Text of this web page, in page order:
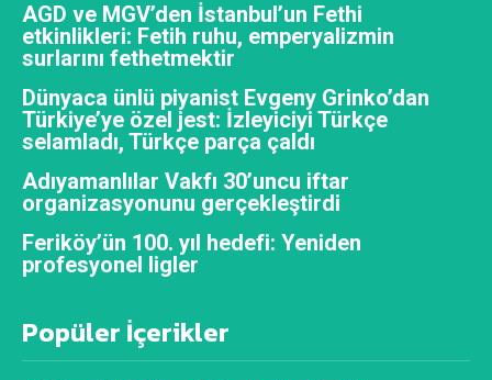
AGD ve MGV’den İstanbul’un Fethi
etkinlikleri: Fetih ruhu, emperyalizmin
surlarını fethetmektir
Dünyaca ünlü piyanist Evgeny Grinko’dan
Türkiye’ye özel jest: İzleyiciyi Türkçe
selamladı, Türkçe parça çaldı
Adıyamanlılar Vakfı 30’uncu iftar
organizasyonunu gerçekleştirdi
Feriköy’ün 100. yıl hedefi: Yeniden
profesyonel ligler
Popüler İçerikler